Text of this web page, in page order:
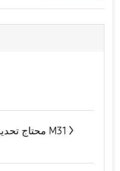
محتاج تحديث تلفون سامسونج M31